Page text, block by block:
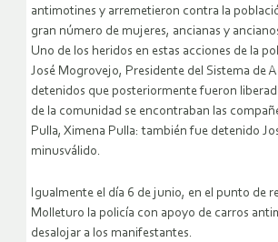
antimotines y arremetieron contra la
gran número de mujeres, ancianas y
Uno de los heridos en estas acciones de la
José Mogrovejo, Presidente del Sistema de
detenidos que posteriormente fueron
de la comunidad se encontraban las
Pulla, Ximena Pulla: también fue detenido
minusválido.
Igualmente el día 6 de junio, en el punto de
Molleturo la policía con apoyo de carros
desalojar a los manifestantes.